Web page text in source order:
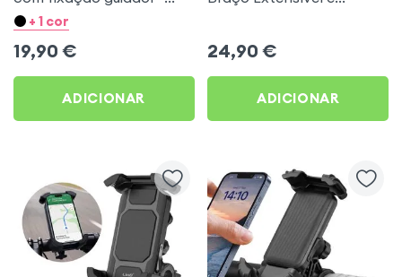
Vermelho p. Smartphones
+ 1 cor
19,90 €
ADICIONAR
24,90 €
ADICIONAR